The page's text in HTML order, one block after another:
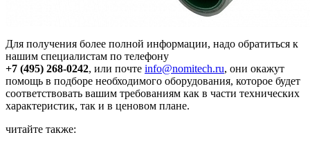
Для получения более полной информации, надо обратиться к
нашим специалистам по телефону
+7 (495) 268-0242, или почте info@nomitech.ru, они окажут
помощь в подборе необходимого оборудования, которое будет
соответствовать вашим требованиям как в части технических
характеристик, так и в ценовом плане.
читайте также: